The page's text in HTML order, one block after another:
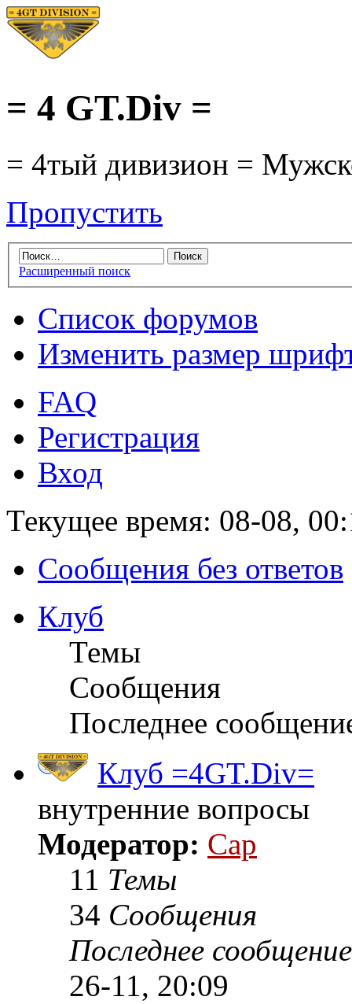
= 4 GT.Div =
= 4тый дивизион =
Пропустить
Расширенный поиск
Список форумов
Изменить размер
FAQ
Регистрация
Вход
Текущее время: 08-08,
Сообщения без ответов
Клуб
Темы
Сообщения
Последнее
Клуб =4GT.Div=
внутренние вопросы
Модератор: Cap
11 Темы
34 Сообщения
Последнее сообщение
26-11, 20:09